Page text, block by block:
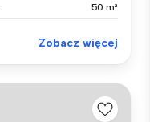
50 m²
Zobacz więcej